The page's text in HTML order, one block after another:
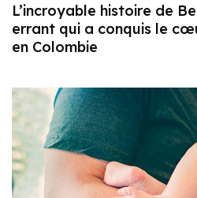
L’incroyable histoire de
errant qui a conquis le
en Colombie